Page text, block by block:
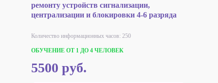
ремонту устройств сигнализации,
централизации и блокировки 4-6 разряда
Количество информационных часов: 250
ОБУЧЕНИЕ ОТ 1 ДО 4 ЧЕЛОВЕК
5500 руб.